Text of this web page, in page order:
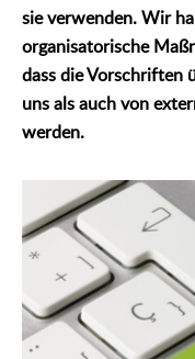
sie verwenden. Wir
organisatorische
dass die Vorschriften
uns als auch von
werden.